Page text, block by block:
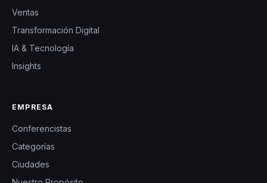
Ventas
Transformación Digital
IA & Tecnología
Insights
EMPRESA
Conferencistas
Categorías
Ciudades